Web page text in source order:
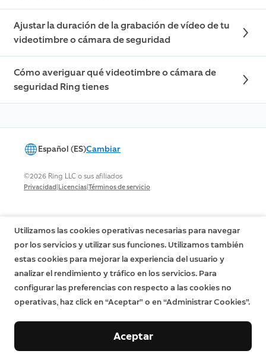
Ajustar la duración de la grabación de vídeo de tu
videotimbre o cámara de seguridad
Cómo averiguar qué videotimbre o cámara de
seguridad Ring tienes
Español (ES)Cambiar
©2026 Ring LLC o sus afiliados
Privacidad|Licencias|Términos de servicio
Utilizamos las cookies operativas necesarias para navegar
por los servicios y utilizar sus funciones. Utilizamos también
estas cookies para mejorar la experiencia del usuario y
analizar el rendimiento y tráfico en los servicios. Para
configurar las preferencias con respecto a las cookies no
operativas, haz click en “Aceptar” o en “Administrar Cookies”.
Aceptar